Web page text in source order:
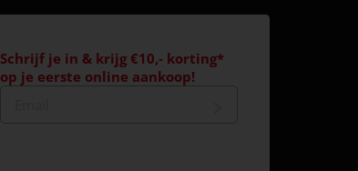
Schrijf je in & krijg €10,- korting*
op je eerste online aankoop!